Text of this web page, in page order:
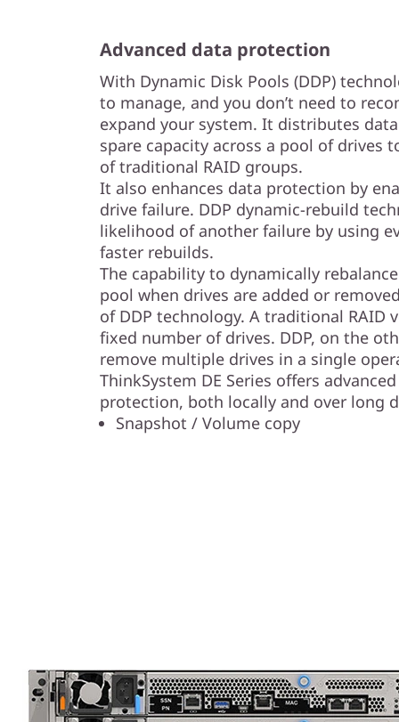
Advanced data protection
With Dynamic Disk Pools (DDP)
to manage, and you don’t need to
expand your system. It distributes
spare capacity across a pool of drives
of traditional RAID groups.
It also enhances data protection by
drive failure. DDP dynamic-rebuild
likelihood of another failure by using
faster rebuilds.
The capability to dynamically
pool when drives are added or
of DDP technology. A traditional RAID
fixed number of drives. DDP, on the
remove multiple drives in a single
ThinkSystem DE Series offers
protection, both locally and over long
Snapshot / Volume copy